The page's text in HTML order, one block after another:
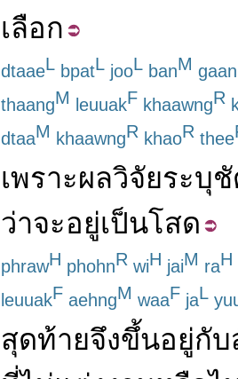
เลือก
dtaaeL bpatL jooL banM gaan
thaangM leuuakF khaawngR
dtaaM khaawngR khaoR thee
เพราะผลวิจัยระบุ
ว่าจะอยู่เป็นโสด
phrawH phohnR wiH jaiM raH
leuuakF aehngM waaF jaL
สุดท้ายจึงขึ้นอยู่กับ